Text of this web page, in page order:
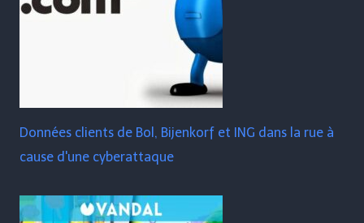
Données clients de Bol, Bijenkorf et ING dans la rue à
cause d'une cyberattaque